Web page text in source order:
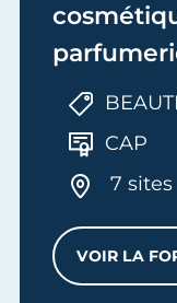
CAP
7 sites
VOIR LA